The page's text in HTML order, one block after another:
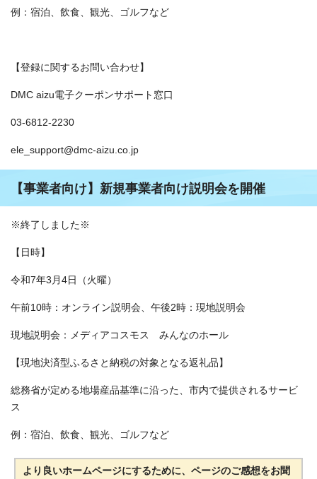
例：宿泊、飲食、観光、ゴルフなど
【登録に関するお問い合わせ】
DMC aizu電子クーポンサポート窓口
03-6812-2230
ele_support@dmc-aizu.co.jp
【事業者向け】新規事業者向け説明会を開催
※終了しました※
【日時】
令和7年3月4日（火曜）
午前10時：オンライン説明会、午後2時：現地説明会
現地説明会：メディアコスモス みんなのホール
【現地決済型ふるさと納税の対象となる返礼品】
総務省が定める地場産品基準に沿った、市内で提供されるサービ
ス
例：宿泊、飲食、観光、ゴルフなど
より良いホームページにするために、ページのご感想をお聞